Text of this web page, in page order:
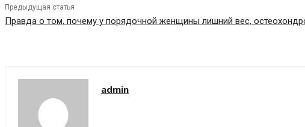
Предыдущая статья
Правда о том, почему у порядочной женщины лишний вес,
admin